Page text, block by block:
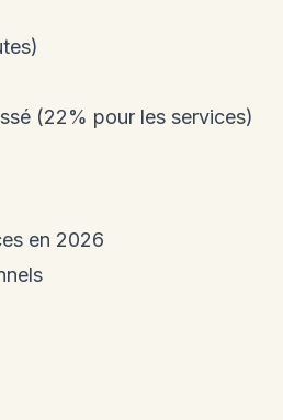
(22% pour les services)
en 2026